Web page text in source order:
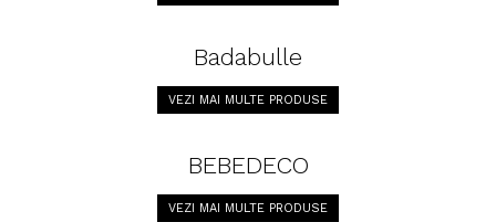
Badabulle
VEZI MAI MULTE PRODUSE
BEBEDECO
VEZI MAI MULTE PRODUSE